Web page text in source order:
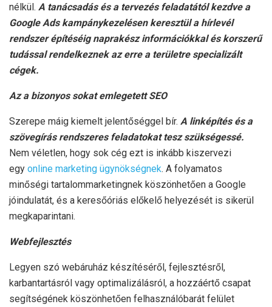
nélkül. A tanácsadás és a tervezés feladatától kezdve a
Google Ads kampánykezelésen keresztül a hírlevél
rendszer építéséig naprakész információkkal és korszerű
tudással rendelkeznek az erre a területre specializált
cégek.
Az a bizonyos sokat emlegetett SEO
Szerepe máig kiemelt jelentőséggel bír. A linképítés és a
szövegírás rendszeres feladatokat tesz szükségessé.
Nem véletlen, hogy sok cég ezt is inkább kiszervezi
egy online marketing ügynökségnek. A folyamatos
minőségi tartalommarketingnek köszönhetően a Google
jóindulatát, és a keresőóriás előkelő helyezését is sikerül
megkaparintani.
Webfejlesztés
Legyen szó webáruház készítéséről, fejlesztésről,
karbantartásról vagy optimalizálásról, a hozzáértő csapat
segítségének köszönhetően felhasználóbarát felület